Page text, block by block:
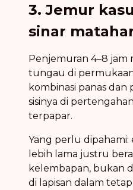
3. Jemur
sinar
Penjemuran 4–8
tungau di
kombinasi panas dan
sisinya di
terpapar.
Yang perlu
lebih lama justru
kelembapan, bukan
di lapisan dalam